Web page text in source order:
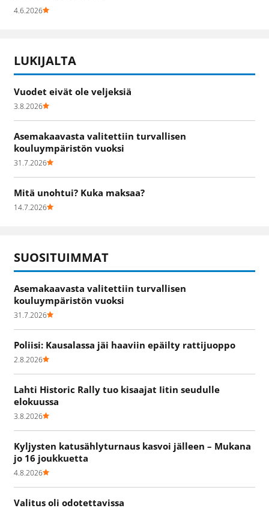
4.6.2026
LUKIJALTA
Vuodet eivät ole veljeksiä
3.8.2026
Asemakaavasta valitettiin turvallisen
kouluympäristön vuoksi
31.7.2026
Mitä unohtui? Kuka maksaa?
14.7.2026
SUOSITUIMMAT
Asemakaavasta valitettiin turvallisen
kouluympäristön vuoksi
31.7.2026
Poliisi: Kausalassa jäi haaviin epäilty rattijuoppo
2.8.2026
Lahti Historic Rally tuo kisaajat Iitin seudulle
elokuussa
3.8.2026
Kyljysten katusählyturnaus kasvoi jälleen – Mukana
jo 16 joukkuetta
4.8.2026
Valitus oli odotettavissa